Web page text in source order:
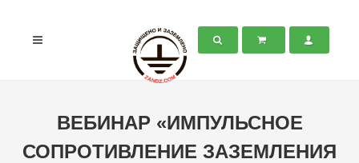
ВЕБИНАР «ИМПУЛЬСНОЕ
СОПРОТИВЛЕНИЕ ЗАЗЕМЛЕНИЯ